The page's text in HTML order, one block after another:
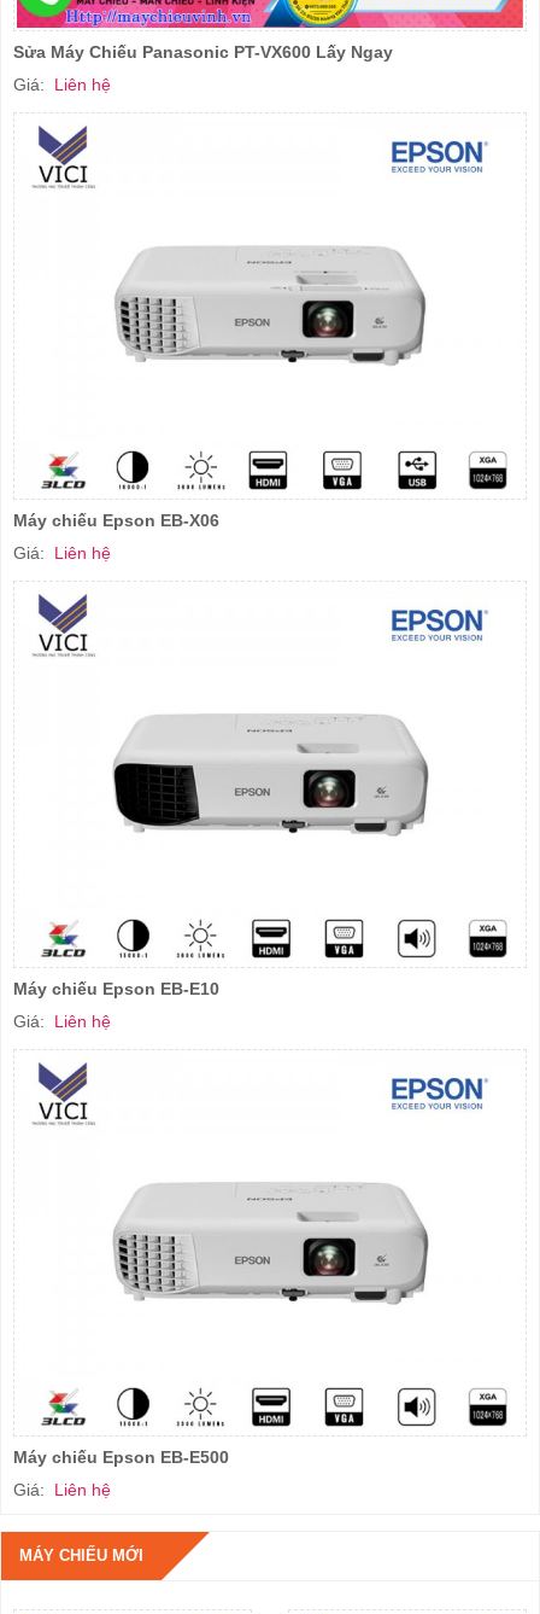
Sửa Máy Chiếu Panasonic PT-VX600 Lấy Ngay
Giá: Liên hệ
Máy chiếu Epson EB-X06
Giá: Liên hệ
Máy chiếu Epson EB-E10
Giá: Liên hệ
Máy chiếu Epson EB-E500
Giá: Liên hệ
MÁY CHIẾU MỚI